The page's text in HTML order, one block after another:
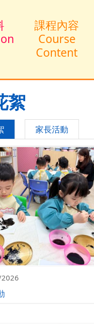
課程內容
Course
Content
絮
家長活動